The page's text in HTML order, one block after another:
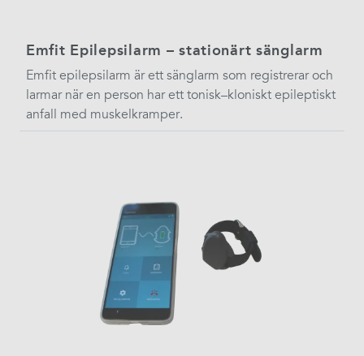
Emfit Epilepsilarm – stationärt sänglarm
Emfit epilepsilarm är ett sänglarm som registrerar och
larmar när en person har ett tonisk–kloniskt epileptiskt
anfall med muskelkramper.